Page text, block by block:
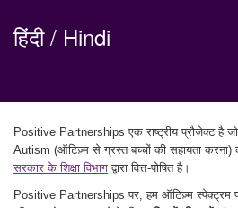
हिंदी / Hindi
Positive Partnerships एक राष्ट्रीय प्रौजेक्ट है
Autism (ऑटिज़्म से ग्रस्त बच्चों की सहायता करना)
सरकार के शिक्षा विभाग द्वारा वित्त-पोषित है।
Positive Partnerships पर, हम ऑटिज़्म स्पेक्ट्रम